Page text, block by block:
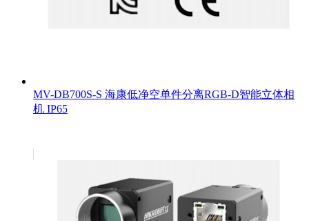
MV-DB700S-S 海康低净空单件分离RGB-D智能立体相
机 IP65